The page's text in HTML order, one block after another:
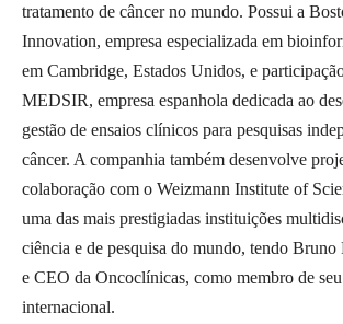
tratamento de câncer no mundo. Possui a
Innovation, empresa especializada em
em Cambridge, Estados Unidos, e
MEDSIR, empresa espanhola dedicada ao
gestão de ensaios clínicos para pesquisas
câncer. A companhia também desenvolve
colaboração com o Weizmann Institute of
uma das mais prestigiadas instituições
ciência e de pesquisa do mundo, tendo
e CEO da Oncoclínicas, como membro de
internacional.